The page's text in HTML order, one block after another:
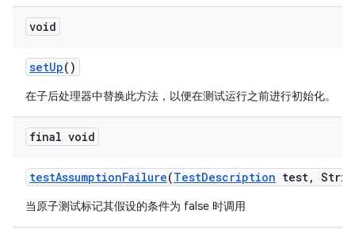
void
setUp()
在子后处理器中替换此方法，以便在测试运行之前进行初始化。
final void
testAssumptionFailure(TestDescription test,
当原子测试标记其假设的条件为 false 时调用